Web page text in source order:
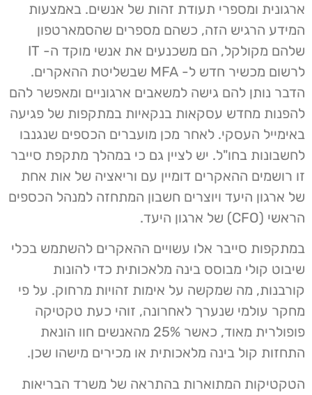
ארגונית ומספרי תעודת זהות של אנשים. באמצעות
המידע הרגיש הזה, כשהם מספרים שהסמארטפון
שלהם מקולקל, הם משכנעים את אנשי מוקד ה- IT
לרשום מכשיר חדש ל- MFA שבשליטת ההאקרים.
הדבר נותן להם גישה למשאבים ארגוניים ומאפשר להם
להפנות מחדש עסקאות בנקאיות במתקפות של פגיעה
באימייל העסקי. לאחר מכן מועברים הכספים שנגנבו
לחשבונות בחו"ל. יש לציין גם כי במהלך מתקפת סייבר
זו רושמים ההאקרים דומיין עם וריאציה של אות אחת
של ארגון היעד ויוצרים חשבון המתחזה למנהל הכספים
הראשי (CFO) של ארגון היעד.
במתקפות סייבר אלו עשויים ההאקרים להשתמש בכלי
שיבוט קולי מבוסס בינה מלאכותית כדי להונות
קורבנות, מה שמקשה על אימות זהויות מרחוק. על פי
מחקר עולמי שנערך לאחרונה, זוהי כעת טקטיקה
פופולרית מאוד, כאשר 25% מהאנשים חוו הונאת
התחזות קול בינה מלאכותית או מכירים מישהו שכן.
הטקטיקות המתוארות בהתראה של משרד הבריאות